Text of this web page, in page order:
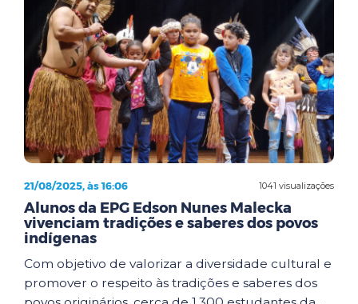
1041 visualizações
21/08/2025, às 16:06
Alunos da EPG Edson Nunes Malecka
vivenciam tradições e saberes dos povos
indígenas
Com objetivo de valorizar a diversidade cultural e
promover o respeito às tradições e saberes dos